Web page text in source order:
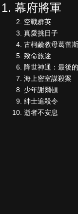
幕府將軍
空戰群英
真愛挑日子
古柯鹼教母葛蕾
致命旅途
降世神通：最後
海上密室謀殺案
少年謝爾頓
紳士追殺令
逝者不安息